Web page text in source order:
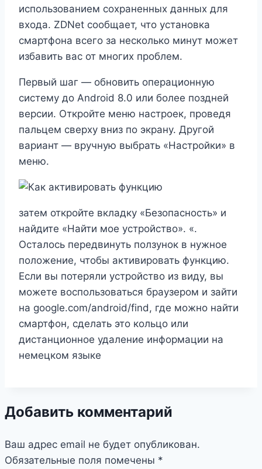
использованием сохраненных данных для
входа. ZDNet сообщает, что установка
смартфона всего за несколько минут может
избавить вас от многих проблем.
Первый шаг — обновить операционную
систему до Android 8.0 или более поздней
версии. Откройте меню настроек, проведя
пальцем сверху вниз по экрану. Другой
вариант — вручную выбрать «Настройки» в
меню.
затем откройте вкладку «Безопасность» и
найдите «Найти мое устройство». «.
Осталось передвинуть ползунок в нужное
положение, чтобы активировать функцию.
Если вы потеряли устройство из виду, вы
можете воспользоваться браузером и зайти
на google.com/android/find, где можно найти
смартфон, сделать это кольцо или
дистанционное удаление информации на
немецком языке
Добавить комментарий
Ваш адрес email не будет опубликован.
Обязательные поля помечены *